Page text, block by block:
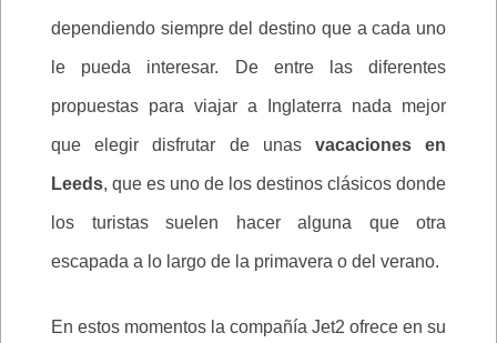
dependiendo siempre del destino que a cada uno
le pueda interesar. De entre las diferentes
propuestas para viajar a Inglaterra nada mejor
que elegir disfrutar de unas vacaciones en
Leeds, que es uno de los destinos clásicos donde
los turistas suelen hacer alguna que otra
escapada a lo largo de la primavera o del verano.
En estos momentos la compañía Jet2 ofrece en su